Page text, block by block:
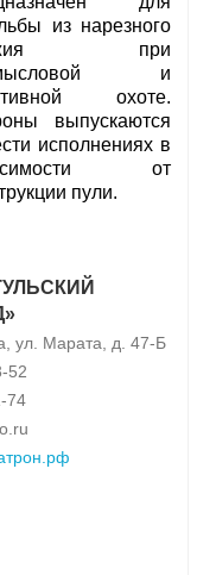
из нарезного
при
и
охоте.
выпускаются
исполнениях в
от
пули.
ул. Марата, д. 47-Б
52
74